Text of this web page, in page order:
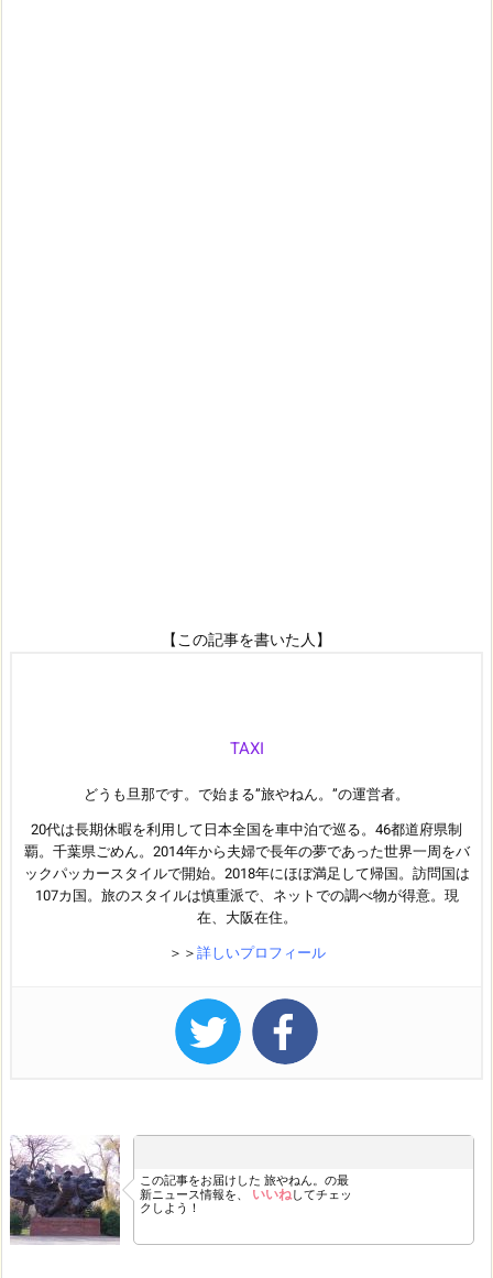
【この記事を書いた人】
TAXI
どうも旦那です。で始まる”旅やねん。”の運営者。
20代は長期休暇を利用して日本全国を車中泊で巡る。46都道府県制
覇。千葉県ごめん。2014年から夫婦で長年の夢であった世界一周をバ
ックパッカースタイルで開始。2018年にほぼ満足して帰国。訪問国は
107カ国。旅のスタイルは慎重派で、ネットでの調べ物が得意。現
在、大阪在住。
＞＞ 詳しいプロフィール
この記事をお届けした 旅やねん。の最
新ニュース情報を、
いいねしてチェッ
クしよう！